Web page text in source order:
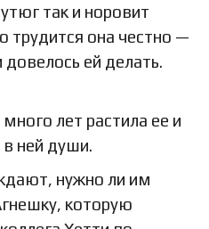
так и норовит
трудится она честно —
довелось ей делать.
лет растила ее и
ней души.
нужно ли им
которую